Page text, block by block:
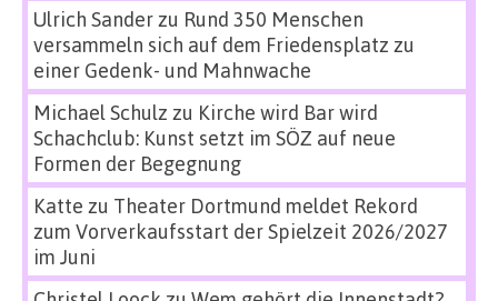
Ulrich Sanderzu Rund 350 Menschen
versammeln sich auf dem Friedensplatz zu
einer Gedenk- und Mahnwache
Michael Schulz zu Kirche wird Bar wird
Schachclub: Kunst setzt im SÖZ auf neue
Formen der Begegnung
Katte zu Theater Dortmund meldet Rekord
zum Vorverkaufsstart der Spielzeit 2026/2027
im Juni